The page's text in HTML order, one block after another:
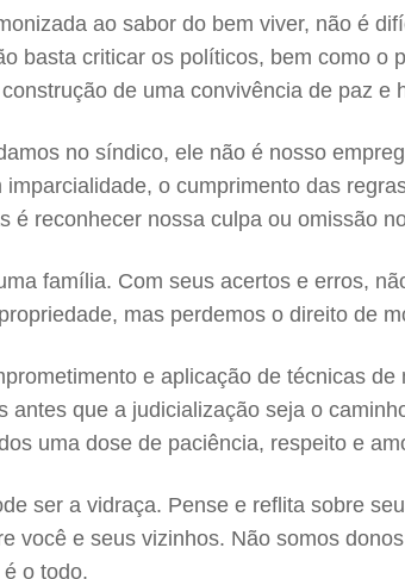
ao sabor do bem viver, não é
basta criticar os políticos, bem como
de uma convivência de paz e
no síndico, ele não é nosso
o cumprimento das
é reconhecer nossa culpa ou omissão
família. Com seus acertos e erros,
mas perdemos o direito de
e aplicação de técnicas
que a judicialização seja o
uma dose de paciência, respeito e
ser a vidraça. Pense e reflita sobre
você e seus vizinhos. Não somos
o todo.